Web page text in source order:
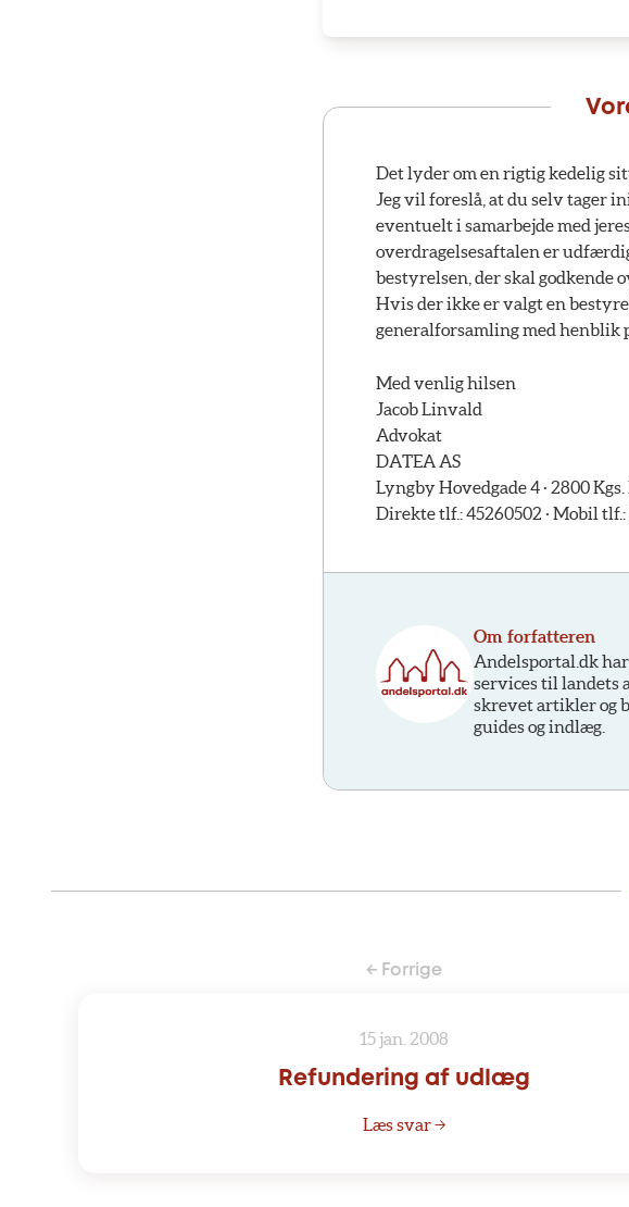
Det lyder om en rigtig kedelig
Jeg vil foreslå, at du selv tager
eventuelt i samarbejde med
overdragelsesaftalen er
bestyrelsen, der skal godkende
Hvis der ikke er valgt en
generalforsamling med henblik
Med venlig hilsen
Jacob Linvald
Advokat
DATEA AS
Lyngby Hovedgade 4 · 2800
Direkte tlf.: 45260502 · Mobil
Om forfatteren
Andelsportal.dk
services til landets
skrevet artikler og
guides og indlæg.
← Forrige
15 jan. 2008
Refundering af udlæg
Læs svar →